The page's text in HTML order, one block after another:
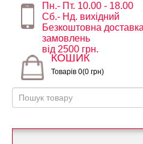
Пн.- Пт. 10.00 - 18.00
Сб.- Нд. вихідний
Безкоштовна
замовлень
від 2500 грн.
КОШИК
Товарів 0(0 грн)